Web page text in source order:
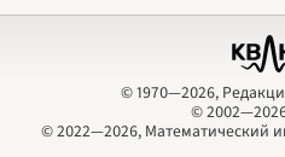
© 1970—2026,
©
© 2022—2026, Математический
© 1970—2026,
©
© 2022—2026, Математический